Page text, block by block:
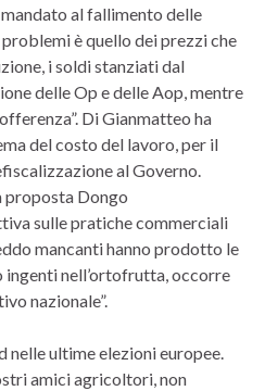
al fallimento delle
è quello dei prezzi che
i soldi stanziati dal
delle Op e delle Aop, mentre
Di Gianmatteo ha
del costo del lavoro, per il
al Governo.
proposta Dongo
sulle pratiche commerciali
mancanti hanno prodotto le
ingenti nell’ortofrutta, occorre
nazionale”.
nelle ultime elezioni europee.
amici agricoltori, non